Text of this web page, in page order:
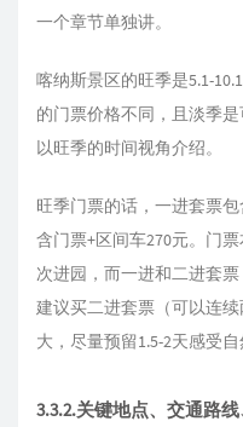
一个章节单独讲。
喀纳斯景区的旺季是5.1-
的门票价格不同，且淡季
以旺季的时间视角介绍。
旺季门票的话，一进套票
含门票+区间车270元。门
次进园，而一进和二进套
建议买二进套票（可以连
大，尽量预留1.5-2天感受自
3.3.2.关键地点、交通路